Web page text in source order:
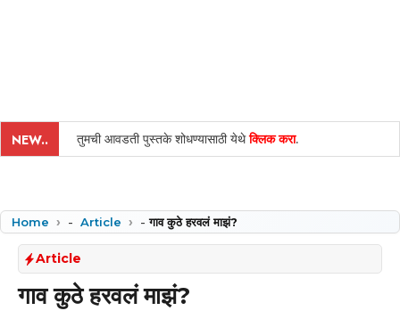
NEW.. तुमची आवडती पुस्तके शोधण्यासाठी येथेक्लिक करा.
Home - Article -गाव कुठे हरवलं माझं?
Article
गाव कुठे हरवलं माझं?